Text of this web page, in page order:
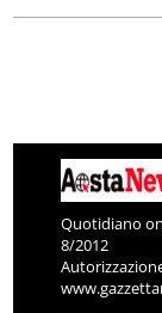
Quotidiano
8/2012